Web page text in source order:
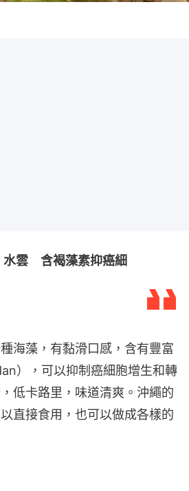
水雲 含褐藻素抑癌細
海藻，有黏滑口感，含有豐富
），可以抑制癌細胞增生和轉
低卡路里，味道清爽。沖繩的
直接食用，也可以做成各樣的